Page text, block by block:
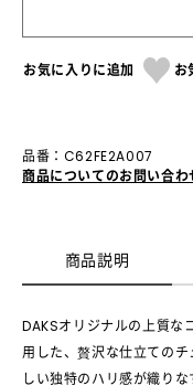
お気に入りに追加 お
品番：C62FE2A007
商品についてのお問い合わ
商品説明
DAKSオリジナルの上質な
用した、贅沢な仕立ての
しい独特のハリ感が織り